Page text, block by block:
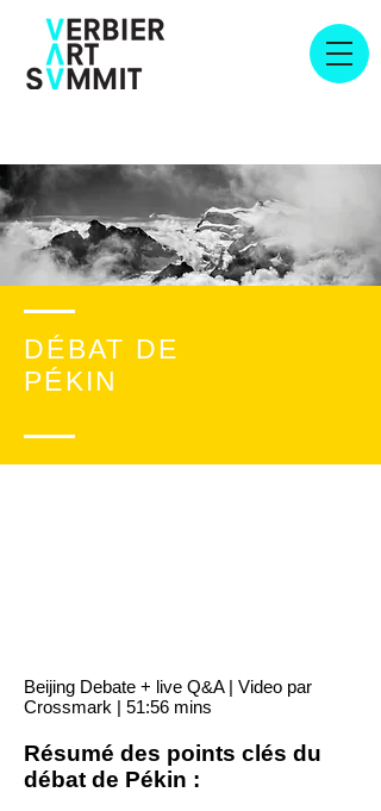
DÉBAT DE
PÉKIN
Beijing Debate + live Q&A | Video par
Crossmark | 51:56 mins
Résumé des points clés du
débat de Pékin :